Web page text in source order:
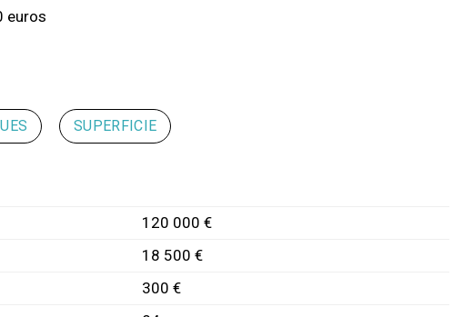
euros
SUPERFICIE
120 000 €
18 500 €
300 €